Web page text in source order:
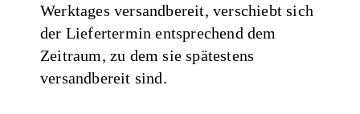
Werktages versandbereit, verschiebt sich
der Liefertermin entsprechend dem
Zeitraum, zu dem sie spätestens
versandbereit sind.